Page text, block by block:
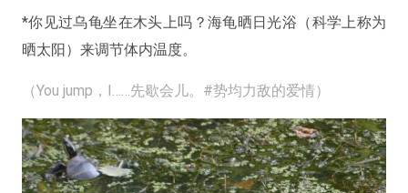
*你见过乌龟坐在木头上吗？海龟晒日光浴（科学上称为
晒太阳）来调节体内温度。
（You jump，I……先歇会儿。#势均力敌的爱情）